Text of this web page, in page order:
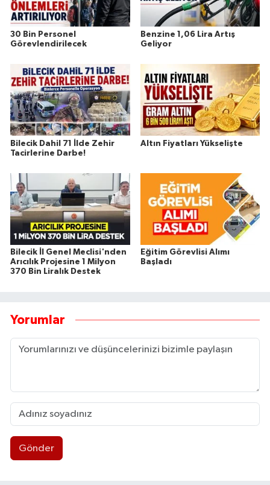
30 Bin Personel
Görevlendirilecek
Benzine 1,06 Lira Artış
Geliyor
Bilecik Dahil 71 İlde Zehir
Tacirlerine Darbe!
Altın Fiyatları Yükselişte
Bilecik İl Genel Meclisi'nden
Arıcılık Projesine 1 Milyon
370 Bin Liralık Destek
Eğitim Görevlisi Alımı
Başladı
Yorumlar
Gönder